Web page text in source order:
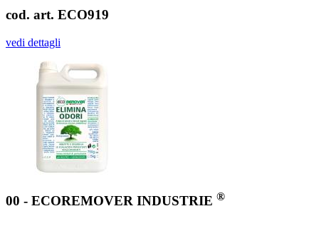
cod. art. ECO919
vedi dettagli
00 - ECOREMOVER INDUSTRIE ®